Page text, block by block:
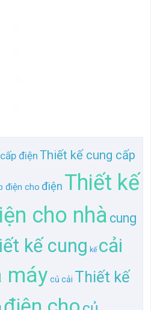
điện Thiết kế cung cấp
điện cho điện Thiết kế
cho nhà cung
kế cung kế cải
máy củ cải Thiết kế